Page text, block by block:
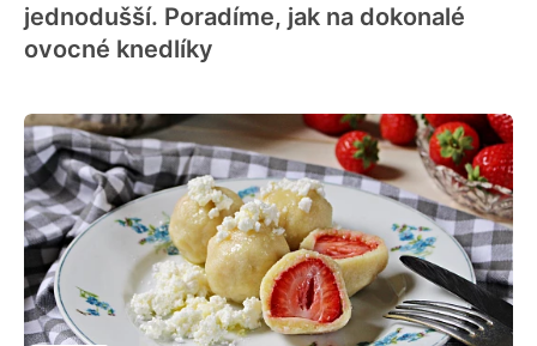
jednodušší. Poradíme, jak na dokonalé
ovocné knedlíky